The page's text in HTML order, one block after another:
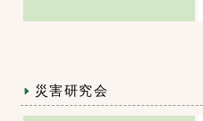
災害研究会